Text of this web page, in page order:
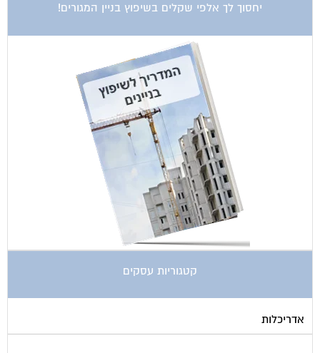
יחסוך לך אלפי שקלים בשיפוץ בניין המגורים!
קטגוריות עסקים
אדריכלות